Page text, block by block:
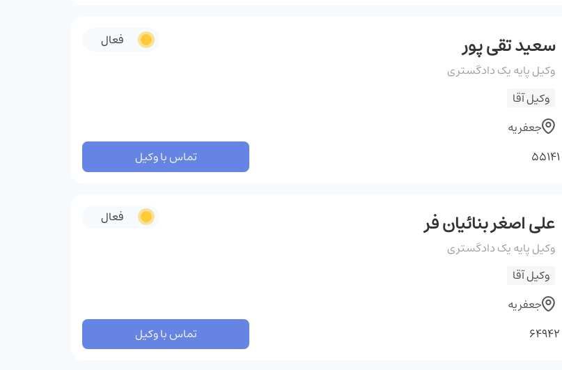
سعید تقی پور
وکیل پایه یک دادگستری
وکیل آقا
جعفریه
فعال
تماس با وکیل
علی اصغر بنائیان فر
وکیل پایه یک دادگستری
وکیل آقا
جعفریه
فعال
تماس با وکیل